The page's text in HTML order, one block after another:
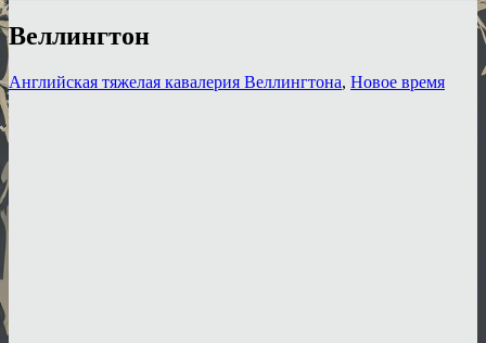
Веллингтон
Английская тяжелая кавалерия Веллингтона, Новое время